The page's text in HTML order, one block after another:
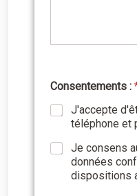
Consentements :
J'accepte
téléphone et
Je consens
données
dispositions